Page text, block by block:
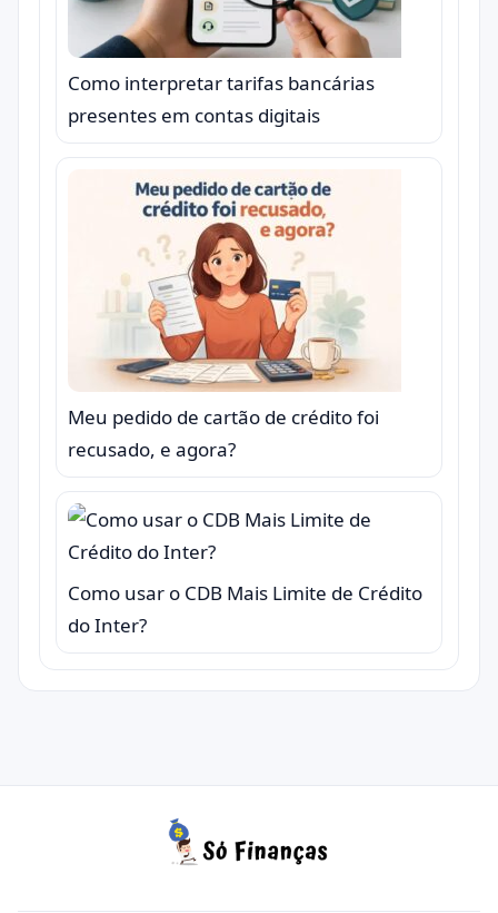
Como interpretar tarifas bancárias
presentes em contas digitais
Meu pedido de cartão de crédito foi
recusado, e agora?
Como usar o CDB Mais Limite de Crédito
do Inter?